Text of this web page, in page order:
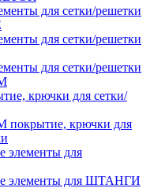
для сетки/решетки
для сетки/решетки
для сетки/решетки
крючки для сетки/
крючки для
элементы для
элементы для ШТАНГИ